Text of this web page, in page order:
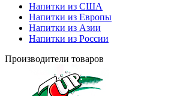
Напитки из США
Напитки из Европы
Напитки из Азии
Напитки из России
Производители товаров